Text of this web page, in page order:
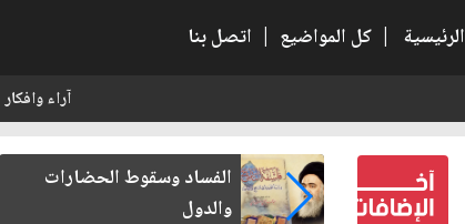
الرئيسية | كل المواضيع | اتصل بنا
آراء وافكار
كتب لنفسه
الفساد وسقوط الحضارات
والدول